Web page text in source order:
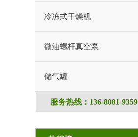
冷冻式干燥机
微油螺杆真空泵
储气罐
服务热线：136-8081-9359